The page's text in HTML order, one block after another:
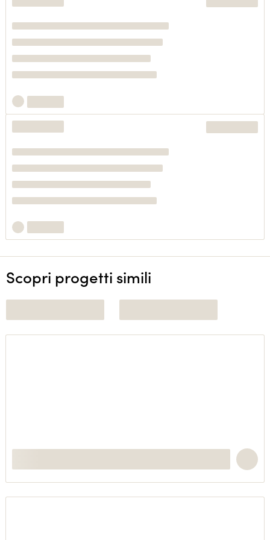
Scopri progetti simili